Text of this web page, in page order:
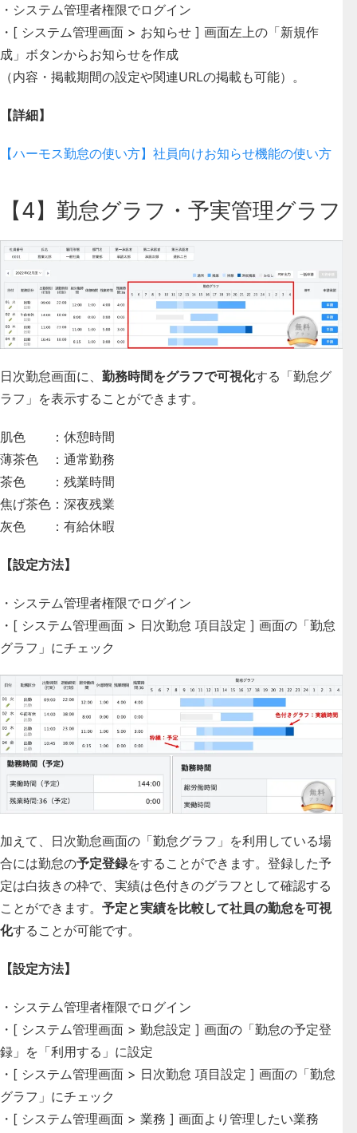
・システム管理者権限でログイン
・[ システム管理画面 > お知らせ ] 画面左上の「新規作
成」ボタンからお知らせを作成
（内容・掲載期間の設定や関連URLの掲載も可能）。
【詳細】
【ハーモス勤怠の使い方】社員向けお知らせ機能の使い方
【4】勤怠グラフ・予実管理グラフ
日次勤怠画面に、 勤務時間をグラフで可視化する「勤怠グ
ラフ」を表示することができます。
肌色 ：休憩時間
薄茶色 ：通常勤務
茶色 ：残業時間
焦げ茶色：深夜残業
灰色 ：有給休暇
【設定方法】
・システム管理者権限でログイン
・[ システム管理画面 > 日次勤怠 項目設定 ] 画面の「勤怠
グラフ」にチェック
加えて、日次勤怠画面の「勤怠グラフ」を利用している場
合には勤怠の予定登録をすることができます。登録した予
定は白抜きの枠で、実績は色付きのグラフとして確認する
ことができます。 予定と実績を比較して社員の勤怠を可視
化することが可能です。
【設定方法】
・システム管理者権限でログイン
・[ システム管理画面 > 勤怠設定 ] 画面の「勤怠の予定登
録」を「利用する」に設定
・[ システム管理画面 > 日次勤怠 項目設定 ] 画面の「勤怠
グラフ」にチェック
・[ システム管理画面 > 業務 ] 画面より管理したい業務